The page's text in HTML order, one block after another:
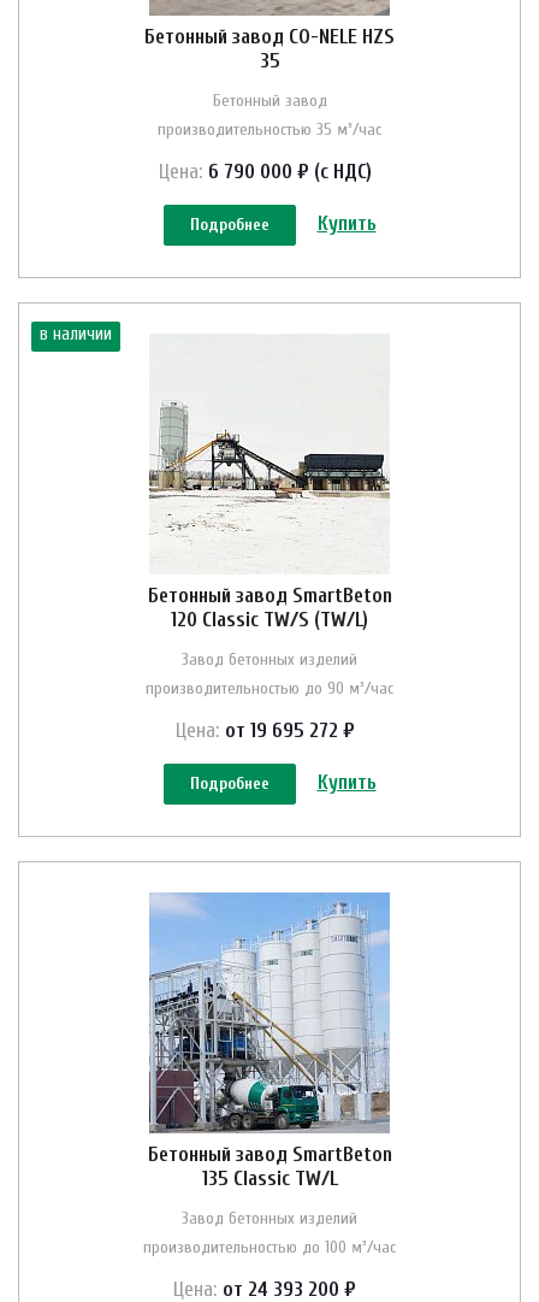
Бетонный завод CO-NELE HZS
35
Бетонный завод
производительностью 35 м³/час
Цена: 6 790 000 ₽ (с НДС)
Подробнее Купить
в наличии
Бетонный завод SmartBeton
120 Classic TW/S (TW/L)
Завод бетонных изделий
производительностью до 90 м³/час
Цена: от 19 695 272 ₽
Подробнее Купить
Бетонный завод SmartBeton
135 Classic TW/L
Завод бетонных изделий
производительностью до 100 м³/час
Цена: от 24 393 200 ₽